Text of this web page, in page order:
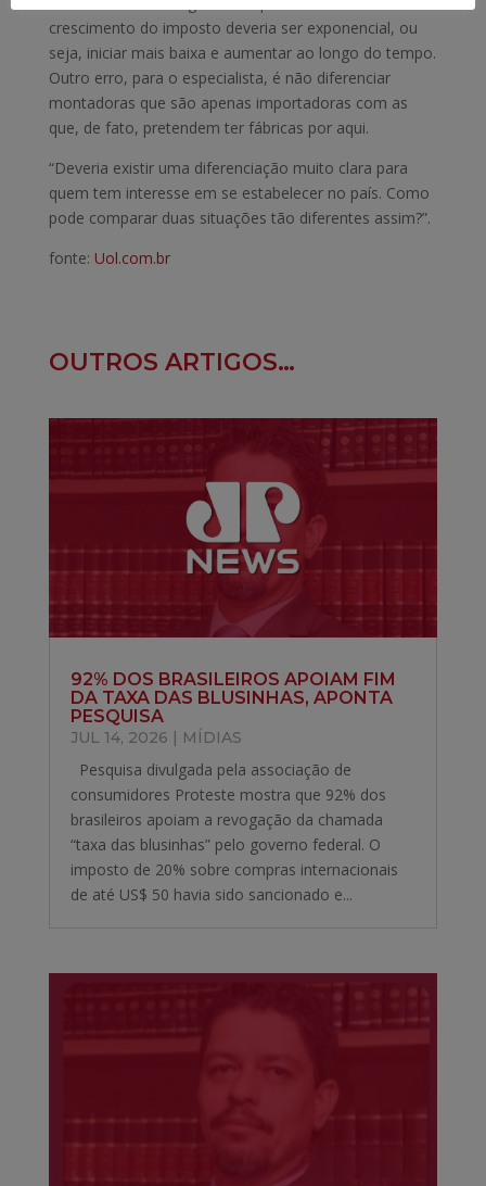
crescimento do imposto deveria ser exponencial, ou
seja, iniciar mais baixa e aumentar ao longo do tempo.
Outro erro, para o especialista, é não diferenciar
montadoras que são apenas importadoras com as
que, de fato, pretendem ter fábricas por aqui.
“Deveria existir uma diferenciação muito clara para
quem tem interesse em se estabelecer no país. Como
pode comparar duas situações tão diferentes assim?”.
fonte: Uol.com.br
OUTROS ARTIGOS…
92% DOS BRASILEIROS APOIAM FIM
DA TAXA DAS BLUSINHAS, APONTA
PESQUISA
JUL 14, 2026 | MÍDIAS
Pesquisa divulgada pela associação de
consumidores Proteste mostra que 92% dos
brasileiros apoiam a revogação da chamada
“taxa das blusinhas” pelo governo federal. O
imposto de 20% sobre compras internacionais
de até US$ 50 havia sido sancionado e...